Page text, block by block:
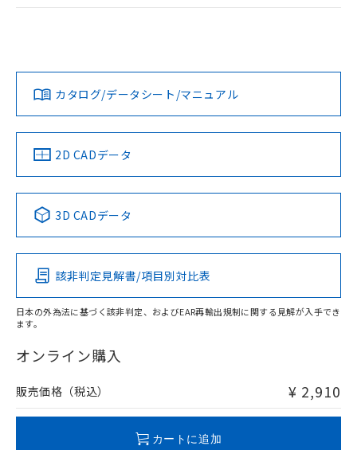
ログイン/会員登録
ダウンロードデータをご利用いただく前に、以下を必ずお読
みください。
ソフトウェアの使用条件
EU RoHS 注意事項・凡例
対応済み
中国 RoHS 注意事項・凡例
Pb Hg Cd Cr(VI)
O
在庫等で未対応品が混在する可能性があります。
問い合わせください。
LR型式承認
（イギリス
船舶規格）
DNV型式承認
（ノルウェー
BV型式承認
（フランス
KR型式
（韓国
No No No No
この製品の規格認証/適合状況ページへ
その他の認証はこちらのページからご検索ください
カタログ/データシート/マニュアル
2D CADデータ
3D CADデータ
該非判定見解書/項目別対比表
日本の外為法に基づく該非判定、およびEAR再輸出規制に関する見解が入手でき
ます。
オンライン購入
販売価格（税込） ¥ 2,910
カートに追加